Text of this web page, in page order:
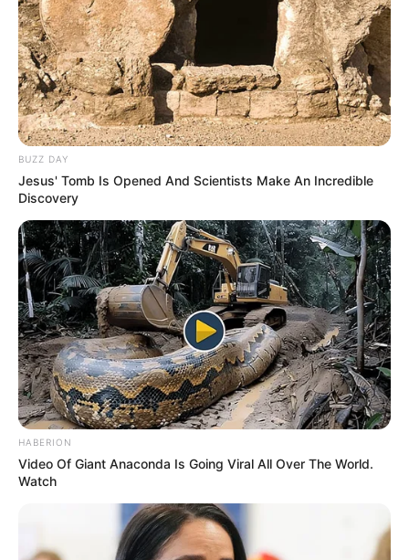
BUZZ DAY
Jesus' Tomb Is Opened And Scientists Make An Incredible
Discovery
HABERION
Video Of Giant Anaconda Is Going Viral All Over The World.
Watch